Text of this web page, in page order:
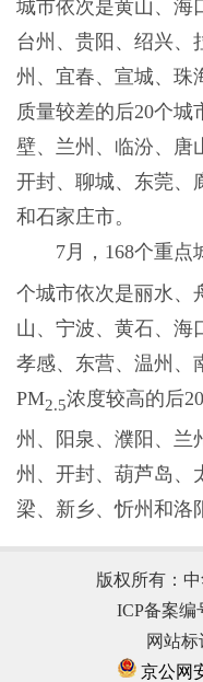
城市依次是黄山、海
台州、贵阳、绍兴、
州、宜春、宣城、珠
质量较差的后20个
壁、兰州、临汾、唐
开封、聊城、东莞、
和石家庄市。
7月，168个重点
个城市依次是丽水、
山、宁波、黄石、海
孝感、东营、温州、
PM2.5浓度较高的后
州、阳泉、濮阳、兰
州、开封、葫芦岛、
梁、新乡、忻州和洛
版权所有：
ICP备案编
网站标
京公网